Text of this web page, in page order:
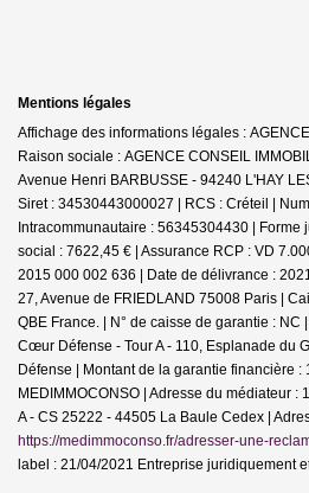
Mentions légales
Affichage des informations légales :
Raison sociale : AGENCE CONSEIL
Avenue Henri BARBUSSE - 94240 L'HAY
Siret : 34530443000027 | RCS : Créteil |
Intracommunautaire : 56345304430 | Forme
social : 7622,45 € | Assurance RCP : VD
2015 000 002 636 | Date de délivrance :
27, Avenue de FRIEDLAND 75008 Paris |
QBE France. | N° de caisse de garantie : NC
Cœur Défense - Tour A - 110, Esplanade du
Défense | Montant de la garantie financière :
MEDIMMOCONSO | Adresse du médiateur :
A - CS 25222 - 44505 La Baule Cedex |
https://medimmoconso.fr/adresser-une-
label : 21/04/2021 Entreprise juridiquement